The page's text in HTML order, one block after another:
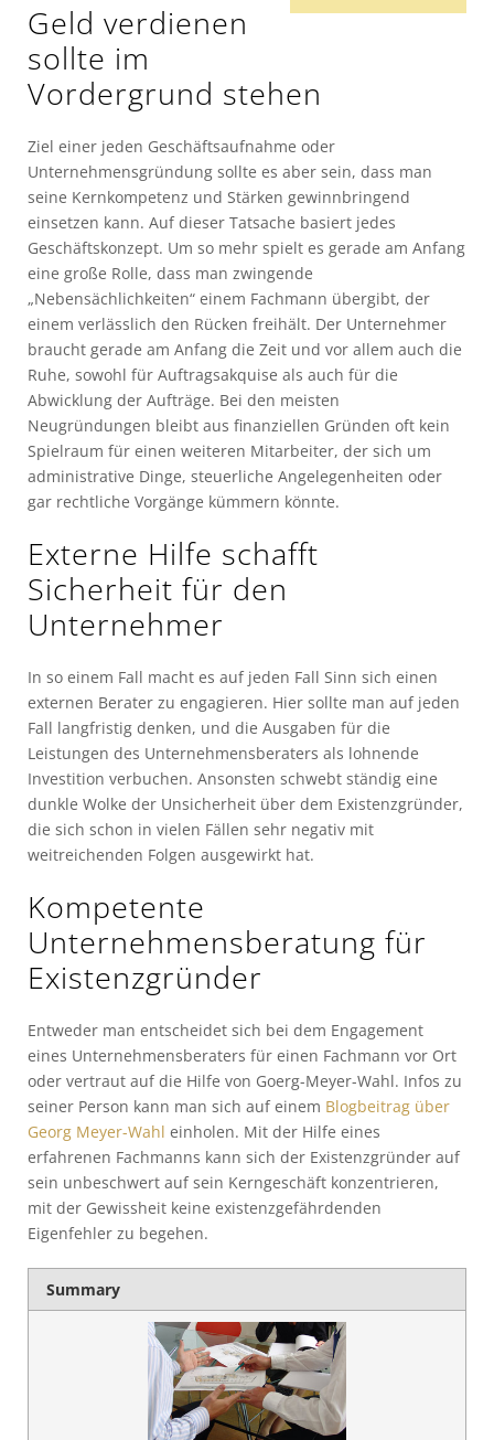
Geld verdienen
sollte im
Vordergrund stehen
Ziel einer jeden Geschäftsaufnahme oder
Unternehmensgründung sollte es aber sein, dass man
seine Kernkompetenz und Stärken gewinnbringend
einsetzen kann. Auf dieser Tatsache basiert jedes
Geschäftskonzept. Um so mehr spielt es gerade am Anfang
eine große Rolle, dass man zwingende
„Nebensächlichkeiten“ einem Fachmann übergibt, der
einem verlässlich den Rücken freihält. Der Unternehmer
braucht gerade am Anfang die Zeit und vor allem auch die
Ruhe, sowohl für Auftragsakquise als auch für die
Abwicklung der Aufträge. Bei den meisten
Neugründungen bleibt aus finanziellen Gründen oft kein
Spielraum für einen weiteren Mitarbeiter, der sich um
administrative Dinge, steuerliche Angelegenheiten oder
gar rechtliche Vorgänge kümmern könnte.
Externe Hilfe schafft
Sicherheit für den
Unternehmer
In so einem Fall macht es auf jeden Fall Sinn sich einen
externen Berater zu engagieren. Hier sollte man auf jeden
Fall langfristig denken, und die Ausgaben für die
Leistungen des Unternehmensberaters als lohnende
Investition verbuchen. Ansonsten schwebt ständig eine
dunkle Wolke der Unsicherheit über dem Existenzgründer,
die sich schon in vielen Fällen sehr negativ mit
weitreichenden Folgen ausgewirkt hat.
Kompetente
Unternehmensberatung für
Existenzgründer
Entweder man entscheidet sich bei dem Engagement
eines Unternehmensberaters für einen Fachmann vor Ort
oder vertraut auf die Hilfe von Goerg-Meyer-Wahl. Infos zu
seiner Person kann man sich auf einem Blogbeitrag über
Georg Meyer-Wahl einholen. Mit der Hilfe eines
erfahrenen Fachmanns kann sich der Existenzgründer auf
sein unbeschwert auf sein Kerngeschäft konzentrieren,
mit der Gewissheit keine existenzgefährdenden
Eigenfehler zu begehen.
Summary